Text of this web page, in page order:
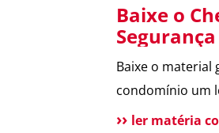
Baixe o
Baixe o material
condomínio um
ler matéria